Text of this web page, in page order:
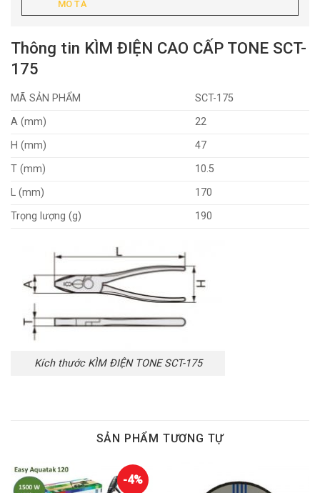
MÔ TẢ
Thông tin KÌM ĐIỆN CAO CẤP TONE SCT-
175
MÃ SẢN PHẨM
SCT-175
A (mm)
22
H (mm)
47
T (mm)
10.5
L (mm)
170
Trọng lượng (g)
190
Kích thước KÌM ĐIỆN TONE SCT-175
SẢN PHẨM TƯƠNG TỰ
-4%